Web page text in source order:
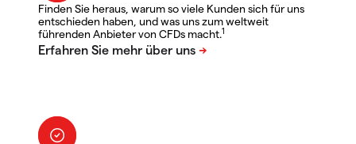
Finden Sie heraus, warum so viele Kunden sich für uns
entschieden haben, und was uns zum weltweit
führenden Anbieter von CFDs macht.1